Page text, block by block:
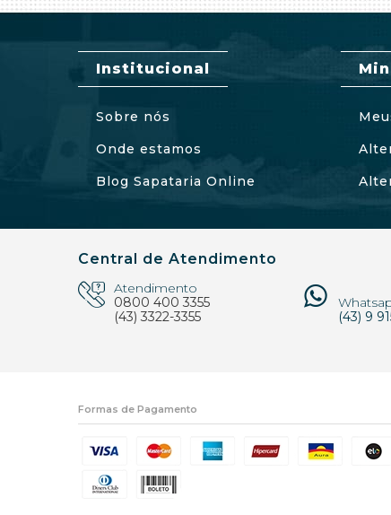
Institucional
Sobre nós
Onde estamos
Blog Sapataria Online
Central de Atendimento
Atendimento
0800 400 3355
(43) 3322-3355
(43) 9
Formas de Pagamento